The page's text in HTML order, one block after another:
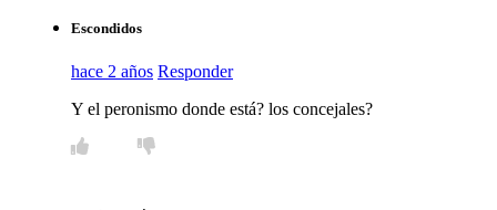
Escondidos
hace 2 años Responder
Y el peronismo donde está? los concejales?